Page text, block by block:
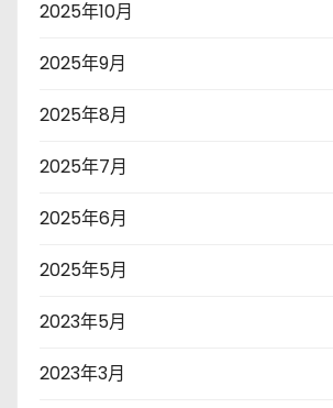
2025年10月
2025年9月
2025年8月
2025年7月
2025年6月
2025年5月
2023年5月
2023年3月